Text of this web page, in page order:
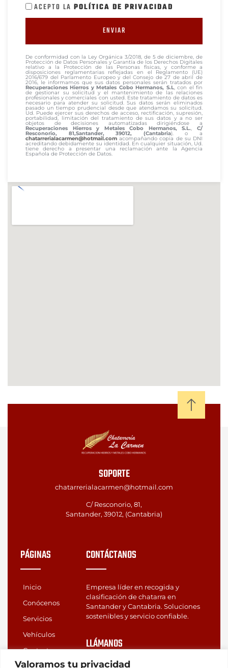
Valoramos tu privacidad
ACEPTO LA POLÍTICA DE PRIVACIDAD
ENVIAR
De conformidad con la Ley Orgánica 3/2018, de 5 de diciembre, de
Protección de Datos Personales y Garantía de los Derechos Digitales
relativo a la Protección de las Personas físicas, y conforme a
disposiciones reglamentarias reflejadas en el Reglamento (UE)
2016/679 del Parlamento Europeo y del Consejo de 27 de abril de
2016, le informamos que sus datos personales serán tratados por
Recuperaciones Hierros y Metales Cobo Hermanos, S.L, con el fin
de gestionar su solicitud y el mantenimiento de las relaciones
profesionales y comerciales con usted. Este tratamiento de datos es
necesario para atender su solicitud. Sus datos serán eliminados
pasado un tiempo prudencial desde que atendamos su solicitud.
Ud. Puede ejercer sus derechos de acceso, rectificación, supresión,
portabilidad, limitación del tratamiento de sus datos y a no ser
objetos de decisiones automatizadas dirigiéndose a
Recuperaciones Hierros y Metales Cobo Hermanos, S.L.,C/
Resconorio, 81,Santander, 39012, (Cantabria). o a
chatarrerialacarmen@hotmail.com acompañando copia de su DNI
acreditando debidamente su identidad. En cualquier situación, Ud.
tiene derecho a presentar una reclamación ante la Agencia
Española de Protección de Datos.
SOPORTE
chatarrerialacarmen@hotmail.com
C/ Resconorio, 81,
Santander, 39012, (Cantabria)
PÁGINAS
Inicio
Conócenos
Servicios
Vehículos
Contacto
CONTÁCTANOS
Empresa líder en recogida y
clasificación de chatarra en
Santander y Cantabria. Soluciones
sostenibles y servicio confiable.
LLÁMANOS